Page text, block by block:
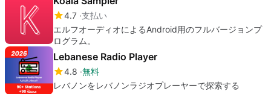
4.7 支払い
エルフオーディオによるAndroid用のフルバージョンプ
ログラム。
Lebanese Radio Player
4.8 無料
レバノンをレバノンラジオプレーヤーで探索する